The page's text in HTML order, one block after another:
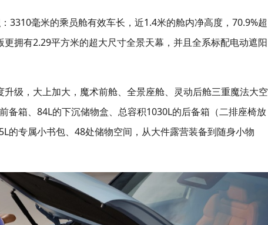
3310毫米的乘员舱有效车长，近1.4米的舱内净高度，70.9%超
拥有2.29平方米的超大尺寸全景天幕，并且全系标配电动遮阳
级，大上加大，魔术前舱、全景座舱、灵动后舱三重魔法大空
备箱、84L的下沉储物盒、总容积1030L的后备箱（二排座椅放
的专属小书包、48处储物空间，从大件露营装备到随身小物